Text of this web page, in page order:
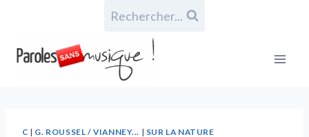
Rechercher...
C | G. ROUSSEL / VIANNEY... | SUR LA NATURE